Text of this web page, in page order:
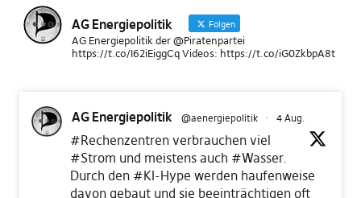
AG Energiepolitik Folgen
AG Energiepolitik der @Piratenpartei
https://t.co/I62iEiggCq Videos: https://t.co/iG0ZkbpA8t
AG Energiepolitik @aenergiepolitik · 4 Aug.
#Rechenzentrenverbrauchen viel
#Strom und meistens auch #Wasser.
Durch den #KI-Hype werden haufenweise
davon gebaut und sie beeinträchtigen oft